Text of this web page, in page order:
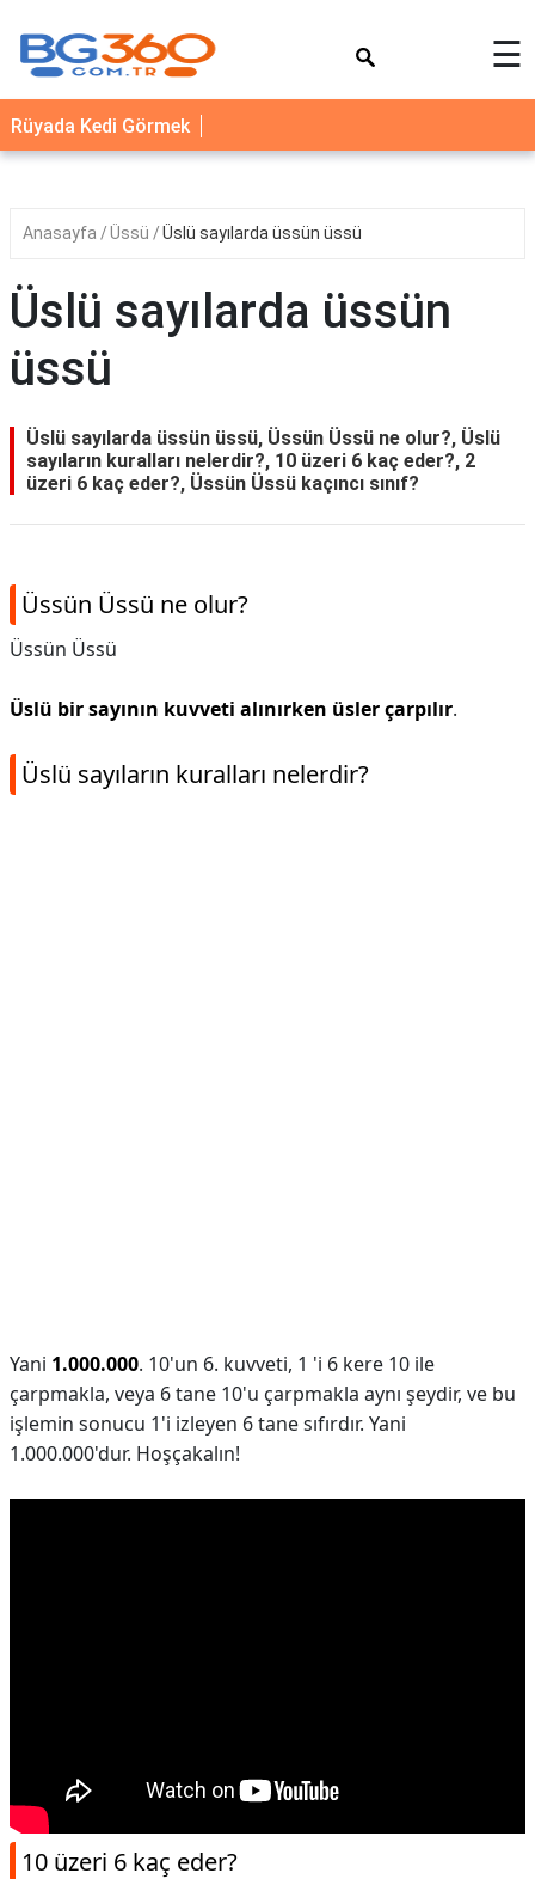
YEMEK
TARİFLERİ
SAĞLIK
İLETİŞİM
☰
Rüyada Kedi Görmek
Anasayfa Üssü Üslü sayılarda üssün üssü
Üslü sayılarda üssün
üssü
Üslü sayılarda üssün üssü, Üssün Üssü ne olur?, Üslü
sayıların kuralları nelerdir?, 10 üzeri 6 kaç eder?, 2
üzeri 6 kaç eder?, Üssün Üssü kaçıncı sınıf?
Üssün Üssü ne olur?
Üssün Üssü
Üslü bir sayının kuvveti alınırken üsler çarpılır.
Üslü sayıların kuralları nelerdir?
Yani 1.000.000. 10'un 6. kuvveti, 1 'i 6 kere 10 ile
çarpmakla, veya 6 tane 10'u çarpmakla aynı şeydir, ve bu
işlemin sonucu 1'i izleyen 6 tane sıfırdır. Yani
1.000.000'dur. Hoşçakalın!
10 üzeri 6 kaç eder?